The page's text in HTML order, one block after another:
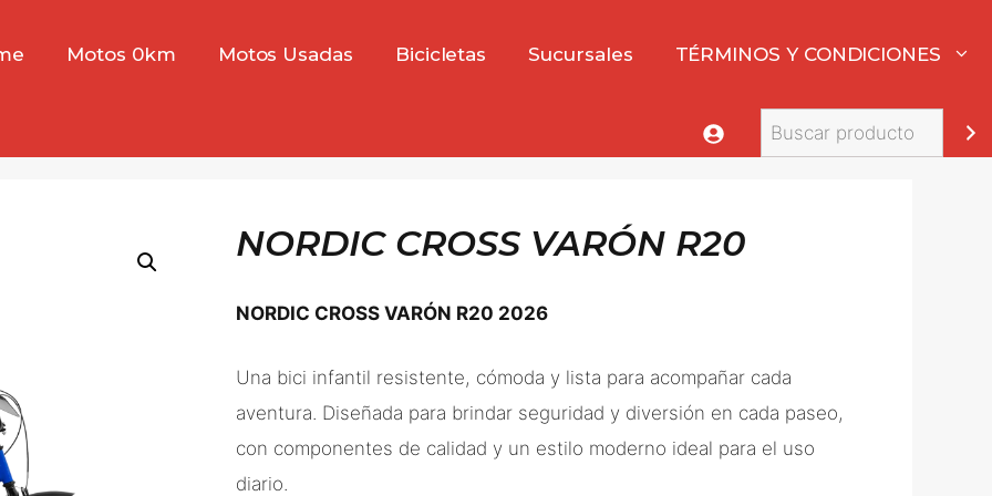
Motos 0km Motos Usadas Bicicletas Sucursales TÉRMINOS Y CONDICIONES
Buscar
NORDIC CROSS VARÓN R20
NORDIC CROSS VARÓN R20 2026
Una bici infantil resistente, cómoda y lista para acompañar cada
aventura. Diseñada para brindar seguridad y diversión en cada paseo,
con componentes de calidad y un estilo moderno ideal para el uso
diario.